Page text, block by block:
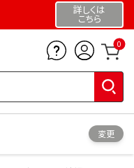
詳しくは
こちら
0
変更